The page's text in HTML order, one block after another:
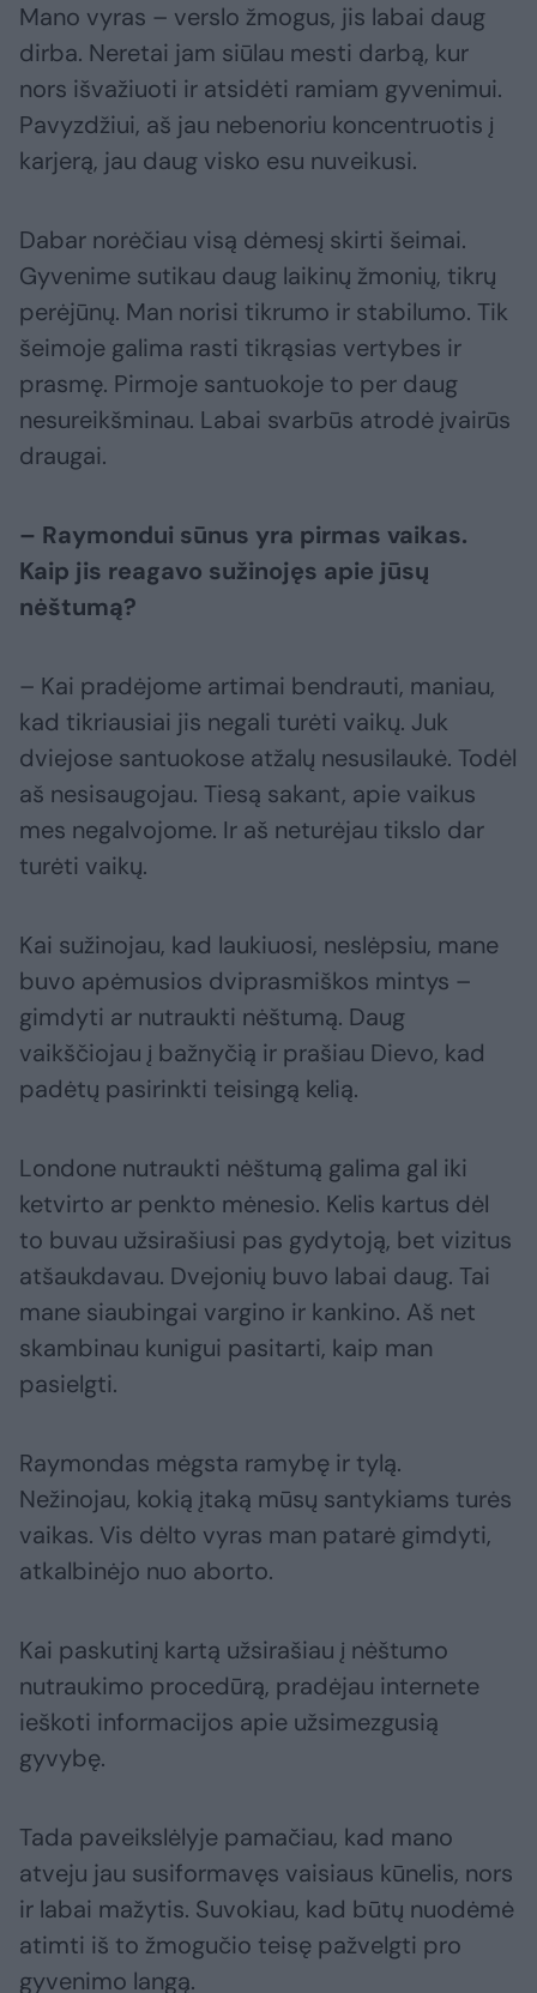
Mano vyras – verslo žmogus, jis labai daug
dirba. Neretai jam siūlau mesti darbą, kur
nors išvažiuoti ir atsidėti ramiam gyvenimui.
Pavyzdžiui, aš jau nebenoriu koncentruotis į
karjerą, jau daug visko esu nuveikusi.
Dabar norėčiau visą dėmesį skirti šeimai.
Gyvenime sutikau daug laikinų žmonių, tikrų
perėjūnų. Man norisi tikrumo ir stabilumo. Tik
šeimoje galima rasti tikrąsias vertybes ir
prasmę. Pirmoje santuokoje to per daug
nesureikšminau. Labai svarbūs atrodė įvairūs
draugai.
– Raymondui sūnus yra pirmas vaikas.
Kaip jis reagavo sužinojęs apie jūsų
nėštumą?
– Kai pradėjome artimai bendrauti, maniau,
kad tikriausiai jis negali turėti vaikų. Juk
dviejose santuokose atžalų nesusilaukė. Todėl
aš nesisaugojau. Tiesą sakant, apie vaikus
mes negalvojome. Ir aš neturėjau tikslo dar
turėti vaikų.
Kai sužinojau, kad laukiuosi, neslėpsiu, mane
buvo apėmusios dviprasmiškos mintys –
gimdyti ar nutraukti nėštumą. Daug
vaikščiojau į bažnyčią ir prašiau Dievo, kad
padėtų pasirinkti teisingą kelią.
Londone nutraukti nėštumą galima gal iki
ketvirto ar penkto mėnesio. Kelis kartus dėl
to buvau užsirašiusi pas gydytoją, bet vizitus
atšaukdavau. Dvejonių buvo labai daug. Tai
mane siaubingai vargino ir kankino. Aš net
skambinau kunigui pasitarti, kaip man
pasielgti.
Raymondas mėgsta ramybę ir tylą.
Nežinojau, kokią įtaką mūsų santykiams turės
vaikas. Vis dėlto vyras man patarė gimdyti,
atkalbinėjo nuo aborto.
Kai paskutinį kartą užsirašiau į nėštumo
nutraukimo procedūrą, pradėjau internete
ieškoti informacijos apie užsimezgusią
gyvybę.
Tada paveikslėlyje pamačiau, kad mano
atveju jau susiformavęs vaisiaus kūnelis, nors
ir labai mažytis. Suvokiau, kad būtų nuodėmė
atimti iš to žmogučio teisę pažvelgti pro
gyvenimo langą.